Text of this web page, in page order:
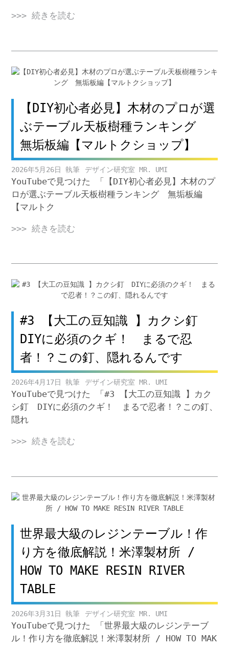
>>> 続きを読む
【DIY初心者必見】木材のプロが選
ぶテーブル天板樹種ランキング
無垢板編【マルトクショップ】
2026年5月26日 デザイン研究室 MR. UMI
YouTubeで見つけた 「【DIY初心者必見】木材のプ
ロが選ぶテーブル天板樹種ランキング 無垢板編
【マルトク
>>> 続きを読む
#3 【大工の豆知識 】カクシ釘
DIYに必須のクギ！ まるで忍
者！？この釘、隠れるんです
2026年4月17日 デザイン研究室 MR. UMI
YouTubeで見つけた 「#3 【大工の豆知識 】カク
シ釘 DIYに必須のクギ！ まるで忍者！？この釘、
隠れ
>>> 続きを読む
世界最大級のレジンテーブル！作
り方を徹底解説！米澤製材所 /
HOW TO MAKE RESIN RIVER
TABLE
2026年3月31日 デザイン研究室 MR. UMI
YouTubeで見つけた 「世界最大級のレジンテーブ
ル！作り方を徹底解説！米澤製材所 / HOW TO MAK